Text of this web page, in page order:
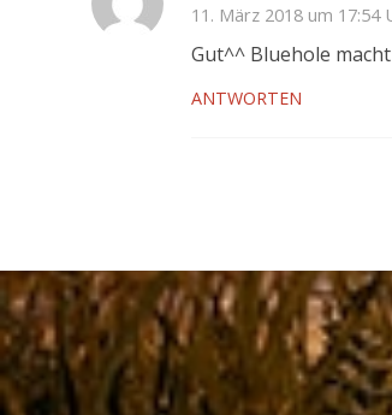
11. März 2018 um 17:54
Gut^^ Bluehole
ANTWORTEN